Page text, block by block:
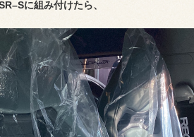
に組み付けたら、